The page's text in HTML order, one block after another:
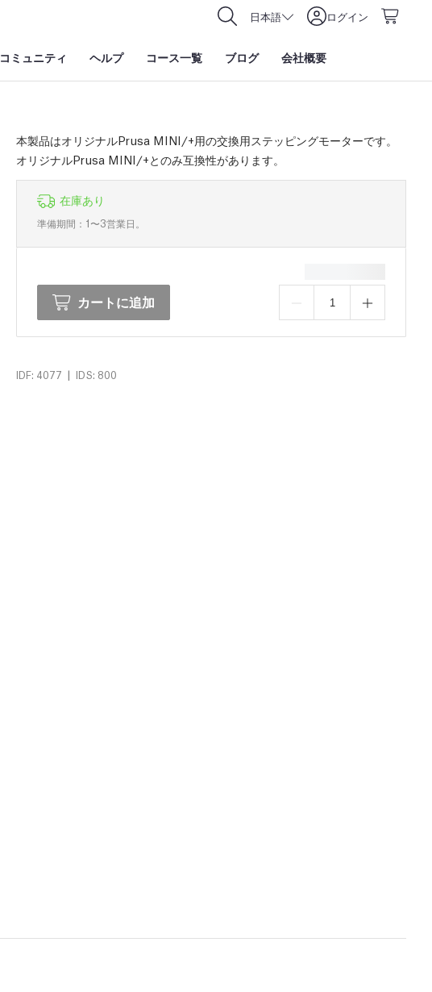
日本語 ログイン
コミュニティ ヘルプ コース一覧 ブログ 会社概要
本製品はオリジナルPrusa MINI/+用の交換用ステッピングモーターです。
オリジナルPrusa MINI/+とのみ互換性があります。
在庫あり
準備期間：1〜3営業日。
カートに追加
IDF: 4077 | IDS: 800